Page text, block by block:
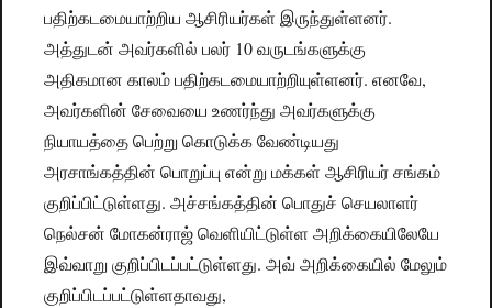
பதிற்கடமையாற்றிய ஆசிரியர்கள் இருந்துள்ளனர்.
அத்துடன் அவர்களில் பலர் 10 வருடங்களுக்கு
அதிகமான காலம் பதிற்கடமையாற்றியுள்ளனர். எனவே,
அவர்களின் சேவையை உணர்ந்து அவர்களுக்கு
நியாயத்தை பெற்று கொடுக்க வேண்டியது
அரசாங்கத்தின் பொறுப்பு என்று மக்கள் ஆசிரியர் சங்கம்
குறிப்பிட்டுள்ளது. அச்சங்கத்தின் பொதுச் செயலாளர்
நெல்சன் மோகன்ராஜ் வெளியிட்டுள்ள அறிக்கையிலேயே
இவ்வாறு குறிப்பிடப்பட்டுள்ளது. அவ் அறிக்கையில் மேலும்
குறிப்பிடப்பட்டுள்ளதாவது,